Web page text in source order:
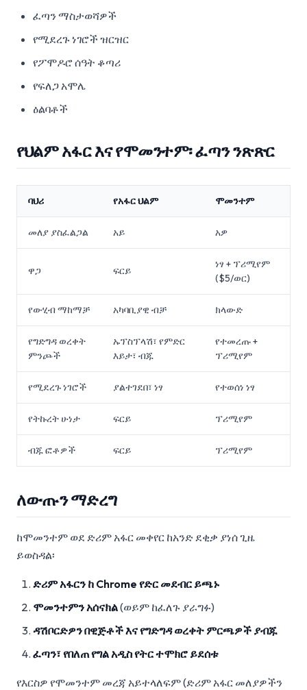
ፈጣን ማስታወሻዎች
የሚደረጉ ነገሮች ዝርዝር
የፖሞዶሮ ሰዓት ቆጣሪ
የፍለጋ አሞሌ
ዕልባቶች
የህልም አፋር እና የሞመንተም፡ ፈጣን ንጽጽር
ባህሪ የአፋር ህልም ሞመንተም
መለያ ያስፈልጋል አይ አዎ
ዋጋ ፍርይ
ነፃ + ፕሪሚየም
($5/ወር)
የውሂብ ማከማቻ አካባቢያዊ ብቻ ክላውድ
የግድግዳ ወረቀት
ምንጮች
ኡፕስፕላሽ፣ የምድር
እይታ፣ ብጁ
የተመረጡ +
ፕሪሚየም
የሚደረጉ ነገሮች ያልተገደበ፣ ነፃ የተወሰነ ነፃ
የትኩረት ሁነታ ፍርይ ፕሪሚየም
ብጁ ፎቶዎች ፍርይ ፕሪሚየም
ለውጡን ማድረግ
ከሞመንተም ወደ ድሪም አፋር መቀየር ከአንድ ደቂቃ ያነሰ ጊዜ
ይወስዳል፡
ድሪም አፋርን ከ Chrome የድር መደብር ይጫኑ
ሞመንተምን አሰናክል(ወይም ከፈለጉ ያራግፉ)
ዳሽቦርድዎን በዊጅቶች እና የግድግዳ ወረቀት ምርጫዎች ያብጁ
ፈጣን፣ የበለጠ የግል አዲስ የትር ተሞክሮ ይደሰቱ
የእርስዎ የሞመንተም መረጃ አይተላለፍም (ድሪም አፋር መለያዎችን